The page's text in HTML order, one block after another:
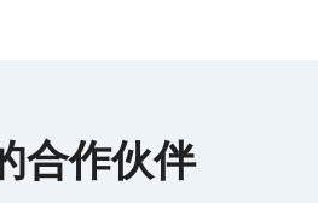
合作伙伴